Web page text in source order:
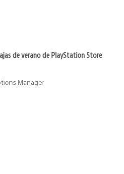
de verano de PlayStation Store
Manager